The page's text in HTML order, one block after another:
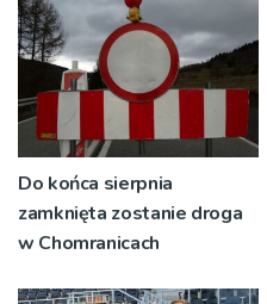
Do końca sierpnia
zamknięta zostanie droga
w Chomranicach